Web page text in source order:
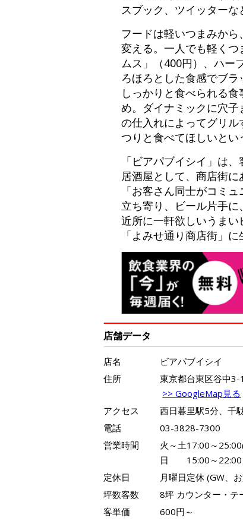
スブック、ツイッターな
フードは軽いつまみか
変える。一人でも軽く
ムス」（400円）、ハー
ろほろとした食感でブ
しっかりと食べられる
め。ダイナミックに穴
の仕入れによってグリ
つりと食べてほしいとい
「ビアパブイシイ」は
居酒屋として、商店街
「お客さん同士がコミ
立ち寄り、ビール片手に
近所に一軒欲しいうま
「よみせ通り商店街」に
店舗データ
店名
ビアパブイシイ
住所
東京都台東区谷中
>> GoogleMap見る
アクセス
西日暮里駅5分、千
電話
03-3828-7300
営業時間
火～土17:00～
日 15:00～22:00
定休日
月曜日定休 (GW、
坪数客数
8坪 カウンター・テ
客単価
600円～